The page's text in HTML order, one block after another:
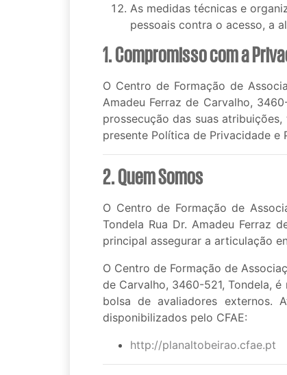
As medidas técnicas e
pessoais contra o acesso, a
1. Compromisso com a
O Centro de Formação de
Amadeu Ferraz de Carvalho,
prossecução das suas
presente Política de Privacidade
2. Quem Somos
O Centro de Formação de
Tondela Rua Dr. Amadeu Ferraz
principal assegurar a articulação
O Centro de Formação de
de Carvalho, 3460-521, Tondela,
bolsa de avaliadores externos.
disponibilizados pelo CFAE:
http://planaltobeirao.cfae.pt